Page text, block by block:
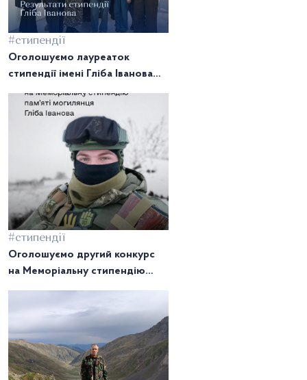
#стипендії
Оголошуємо лауреаток
стипендії імені Гліба Іванова
#стипендії
Оголошуємо другий конкурс
на Меморіальну стипендію